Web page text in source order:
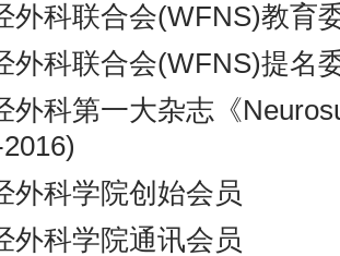
外科联合会(WFNS)教育
外科联合会(WFNS)提名
外科第一大杂志《
外科学院创始会员
外科学院通讯会员